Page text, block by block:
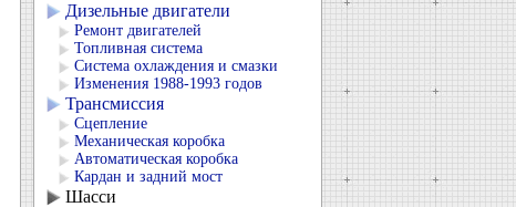
Дизельные двигатели
Ремонт двигателей
Топливная система
Система охлаждения и смазки
Изменения 1988-1993 годов
Трансмиссия
Сцепление
Механическая коробка
Автоматическая коробка
Кардан и задний мост
Шасси